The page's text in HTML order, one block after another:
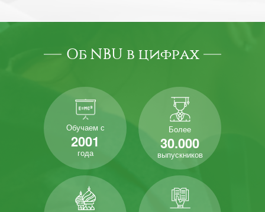
Об NBU в цифрах
Обучаем с
2001
года
Более
30.000
выпускников